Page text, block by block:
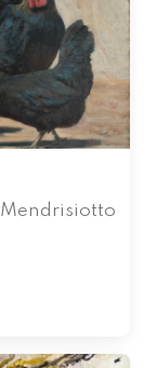
Mendrisiotto